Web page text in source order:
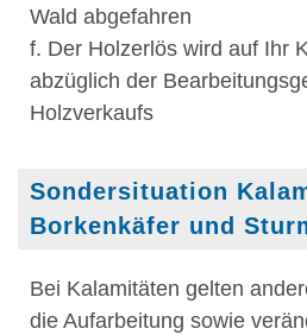
Wald abgefahren
f. Der Holzerlös wird auf Ihr
abzüglich der
Holzverkaufs
Sondersituation
Borkenkäfer und
Bei Kalamitäten gelten
die Aufarbeitung sowie